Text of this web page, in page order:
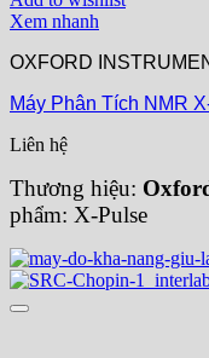
Xem nhanh
OXFORD
Máy Phân Tích NMR
Liên hệ
Thương hiệu:
phẩm: X-Pulse